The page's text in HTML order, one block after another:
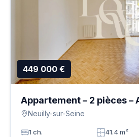
449 000 €
Appartement – 2 pièces –
Neuilly-sur-Seine
1 ch. 41.4 m²